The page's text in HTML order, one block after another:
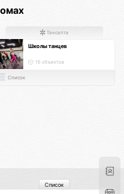
Тансалта
Школы танцев
16 объектов
Список
Список